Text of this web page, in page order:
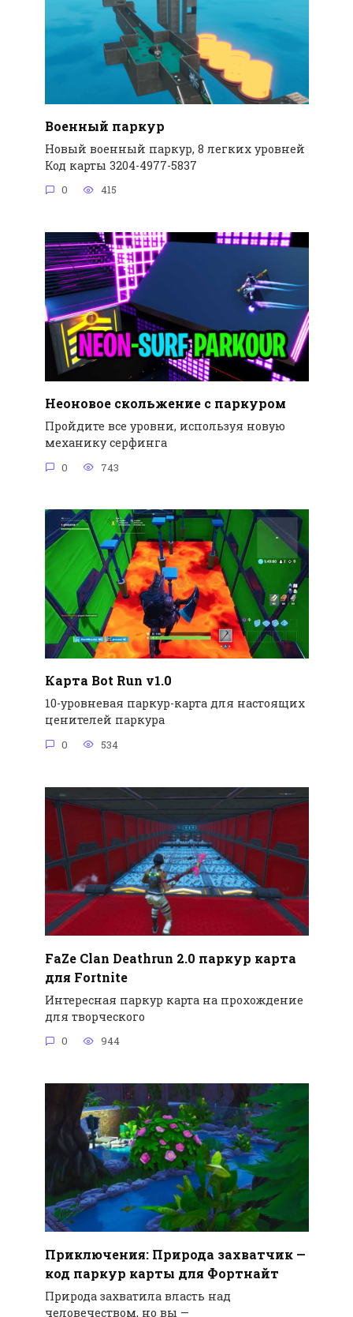
Военный паркур
Новый военный паркур, 8 легких уровней
Код карты 3204-4977-5837
0 415
Неоновое скольжение с паркуром
Пройдите все уровни, используя новую
механику серфинга
0 743
Карта Bot Run v1.0
10-уровневая паркур-карта для настоящих
ценителей паркура
0 534
FaZe Clan Deathrun 2.0 паркур карта
для Fortnite
Интересная паркур карта на прохождение
для творческого
0 944
Приключения: Природа захватчик —
код паркур карты для Фортнайт
Природа захватила власть над
человечеством, но вы —